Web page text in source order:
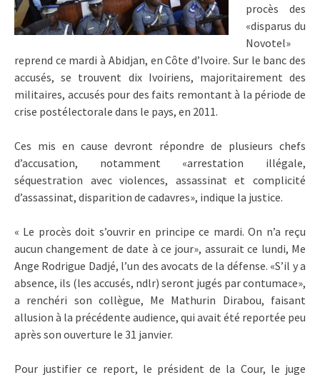
procès des
«disparus du
Novotel»
reprend ce mardi à Abidjan, en Côte d’Ivoire. Sur le banc des
accusés, se trouvent dix Ivoiriens, majoritairement des
militaires, accusés pour des faits remontant à la période de
crise postélectorale dans le pays, en 2011.
Ces mis en cause devront répondre de plusieurs chefs
d’accusation, notamment «arrestation illégale,
séquestration avec violences, assassinat et complicité
d’assassinat, disparition de cadavres», indique la justice.
« Le procès doit s’ouvrir en principe ce mardi. On n’a reçu
aucun changement de date à ce jour», assurait ce lundi, Me
Ange Rodrigue Dadjé, l’un des avocats de la défense. «S’il y a
absence, ils (les accusés, ndlr) seront jugés par contumace»,
a renchéri son collègue, Me Mathurin Dirabou, faisant
allusion à la précédente audience, qui avait été reportée peu
après son ouverture le 31 janvier.
Pour justifier ce report, le président de la Cour, le juge